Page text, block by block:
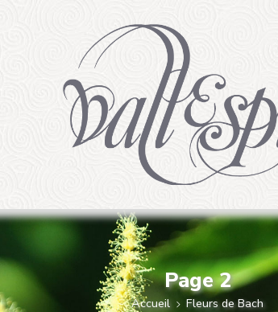
Page 2
Accueil Fleurs de Bach